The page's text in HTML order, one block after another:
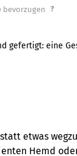
bevorzugen ?
gefertigt: eine
etwas
Hemd